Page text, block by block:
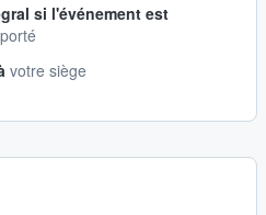
si l'événement est
votre siège